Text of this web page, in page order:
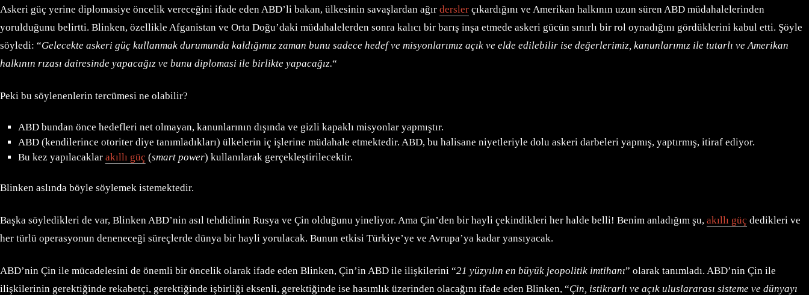
Askeri güç yerine diplomasiye öncelik vereceğini ifade eden ABD’li bakan, ülkesinin savaşlardan ağır dersler çıkardığını ve Amerikan halkının uzun süren ABD müdahalelerinden
yorulduğunu belirtti. Blinken, özellikle Afganistan ve Orta Doğu’daki müdahalelerden sonra kalıcı bir barış inşa etmede askeri gücün sınırlı bir rol oynadığını gördüklerini kabul etti. Şöyle
söyledi: “Gelecekte askeri güç kullanmak durumunda kaldığımız zaman bunu sadece hedef ve misyonlarımız açık ve elde edilebilir ise değerlerimiz, kanunlarımız ile tutarlı ve Amerikan
halkının rızası dairesinde yapacağız ve bunu diplomasi ile birlikte yapacağız.“
Peki bu söylenenlerin tercümesi ne olabilir?
ABD bundan önce hedefleri net olmayan, kanunlarının dışında ve gizli kapaklı misyonlar yapmıştır.
ABD (kendilerince otoriter diye tanımladıkları) ülkelerin iç işlerine müdahale etmektedir. ABD, bu halisane niyetleriyle dolu askeri darbeleri yapmış, yaptırmış, itiraf ediyor.
Bu kez yapılacaklar akıllı güç (smart power) kullanılarak gerçekleştirilecektir.
Blinken aslında böyle söylemek istemektedir.
Başka söyledikleri de var, Blinken ABD’nin asıl tehdidinin Rusya ve Çin olduğunu yineliyor. Ama Çin’den bir hayli çekindikleri her halde belli! Benim anladığım şu, akıllı güç dedikleri ve
her türlü operasyonun deneneceği süreçlerde dünya bir hayli yorulacak. Bunun etkisi Türkiye’ye ve Avrupa’ya kadar yansıyacak.
ABD’nin Çin ile mücadelesini de önemli bir öncelik olarak ifade eden Blinken, Çin’in ABD ile ilişkilerini “21 yüzyılın en büyük jeopolitik imtihanı” olarak tanımladı. ABD’nin Çin ile
ilişkilerinin gerektiğinde rekabetçi, gerektiğinde işbirliği eksenli, gerektiğinde ise hasımlık üzerinden olacağını ifade eden Blinken, “Çin, istikrarlı ve açık uluslararası sisteme ve dünyayı